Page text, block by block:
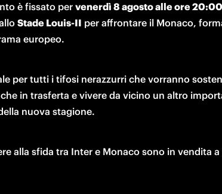
è fissato per venerdì 8 agosto alle ore 20:00
Stade Louis-II per affrontare il Monaco,
europeo.
per tutti i tifosi nerazzurri che vorranno
in trasferta e vivere da vicino un altro
nuova stagione.
alla sfida tra Inter e Monaco sono in vendita a